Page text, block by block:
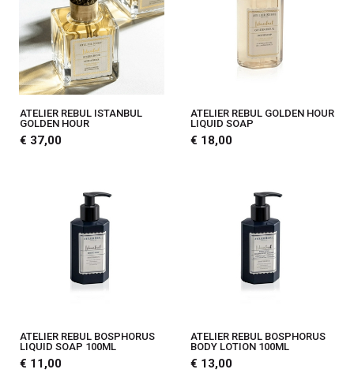
ATELIER REBUL ISTANBUL
GOLDEN HOUR
€ 37,00
ATELIER REBUL GOLDEN HOUR
LIQUID SOAP
€ 18,00
ATELIER REBUL BOSPHORUS
LIQUID SOAP 100ML
€ 11,00
ATELIER REBUL BOSPHORUS
BODY LOTION 100ML
€ 13,00